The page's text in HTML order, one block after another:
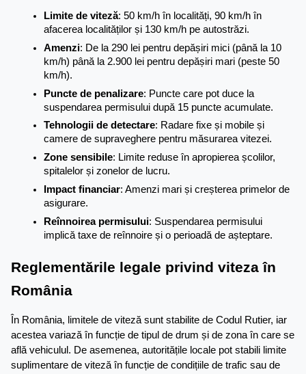
Limite de viteză: 50 km/h în localități, 90 km/h în
afacerea localităților și 130 km/h pe autostrăzi.
Amenzi: De la 290 lei pentru depășiri mici (până la 10
km/h) până la 2.900 lei pentru depășiri mari (peste 50
km/h).
Puncte de penalizare: Puncte care pot duce la
suspendarea permisului după 15 puncte acumulate.
Tehnologii de detectare: Radare fixe și mobile și
camere de supraveghere pentru măsurarea vitezei.
Zone sensibile: Limite reduse în apropierea școlilor,
spitalelor și zonelor de lucru.
Impact financiar: Amenzi mari și creșterea primelor de
asigurare.
Reînnoirea permisului: Suspendarea permisului
implică taxe de reînnoire și o perioadă de așteptare.
Reglementările legale privind viteza în
România
În România, limitele de viteză sunt stabilite de Codul Rutier, iar
acestea variază în funcție de tipul de drum și de zona în care se
află vehiculul. De asemenea, autoritățile locale pot stabili limite
suplimentare de viteză în funcție de condițiile de trafic sau de